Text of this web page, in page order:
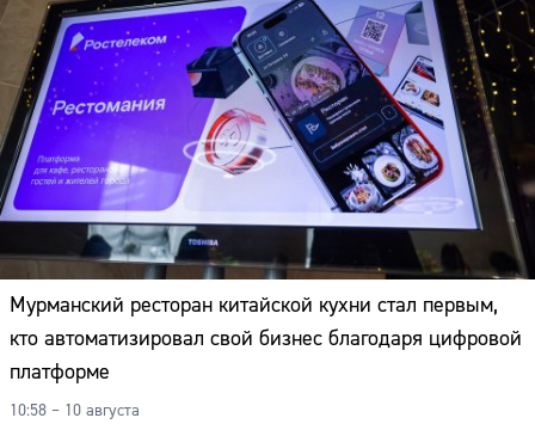
Мурманский ресторан китайской кухни стал первым,
кто автоматизировал свой бизнес благодаря цифровой
платформе
10:58 – 10 августа